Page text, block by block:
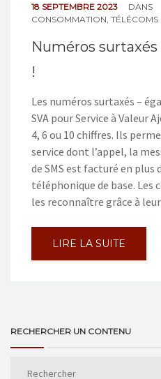
18 SEPTEMBRE 2023
DANS
CONSOMMATION TÉLÉCOMS
Numéros
!
Les numéros surtaxés –
SVA pour Service à Valeur
4, 6 ou 10 chiffres. Ils
service dont l’appel, la
de SMS est facturé en plus
téléphonique de base.
les reconnaître grâce à
LIRE LA SUITE
RECHERCHER UN CONTENU